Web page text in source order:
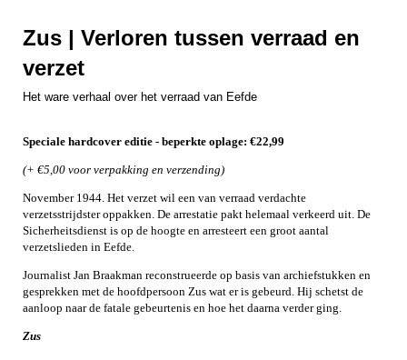
Zus | Verloren tussen verraad en
verzet
Het ware verhaal over het verraad van Eefde
Speciale hardcover editie - beperkte oplage: €22,99
(+ €5,00 voor verpakking en verzending)
November 1944. Het verzet wil een van verraad verdachte
verzetsstrijdster oppakken. De arrestatie pakt helemaal verkeerd uit. De
Sicherheitsdienst is op de hoogte en arresteert een groot aantal
verzetslieden in Eefde.
Journalist Jan Braakman reconstrueerde op basis van archiefstukken en
gesprekken met de hoofdpersoon Zus wat er is gebeurd. Hij schetst de
aanloop naar de fatale gebeurtenis en hoe het daarna verder ging.
Zus